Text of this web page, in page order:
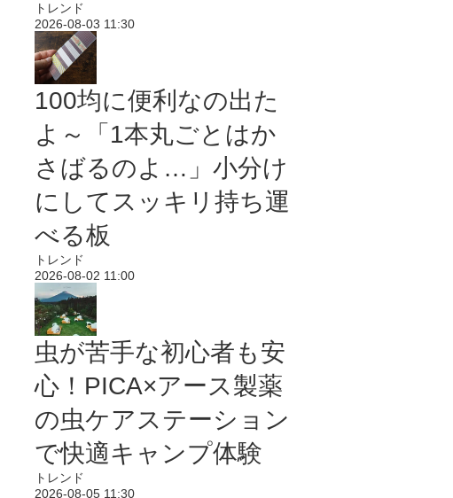
トレンド
2026-08-03 11:30
100均に便利なの出た
よ～「1本丸ごとはか
さばるのよ…」小分け
にしてスッキリ持ち運
べる板
トレンド
2026-08-02 11:00
虫が苦手な初心者も安
心！PICA×アース製薬
の虫ケアステーション
で快適キャンプ体験
トレンド
2026-08-05 11:30